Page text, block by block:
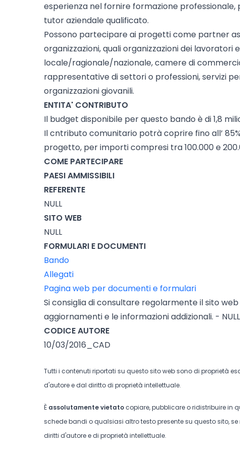
esperienza nel fornire formazione
tutor aziendale qualificato.
Possono partecipare ai progetti come partner
organizzazioni, quali organizzazioni dei lavoratori
locale/ragionale/nazionale, camere di
rappresentative di settori o professioni, servizi
organizzazioni giovanili.
ENTITA' CONTRIBUTO
Il budget disponibile per questo bando è di 1,8
Il cntributo comunitario potrà coprire fino all’
progetto, per importi compresi tra 100.000 e
COME PARTECIPARE
PAESI AMMISSIBILI
REFERENTE
NULL
SITO WEB
NULL
FORMULARI E DOCUMENTI
Bando
Allegati
Pagina web per documenti e formulari
Si consiglia di consultare regolarmente il sito
aggiornamenti e le informazioni addizionali. - NULL
CODICE AUTORE
10/03/2016_CAD
Tutti i contenuti riportati su questo sito web sono di proprietà
d'autore e dal diritto di proprietà intellettuale.
È assolutamente vietato copiare, pubblicare o ridistribuire in
schede bandi o qualsiasi altro testo presente su questo sito,
diritti d'autore e di proprietà intellettuale.